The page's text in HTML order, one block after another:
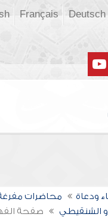
Deutsch
Français
ودعاة
محاضرات
الشنقيطي
صفحة